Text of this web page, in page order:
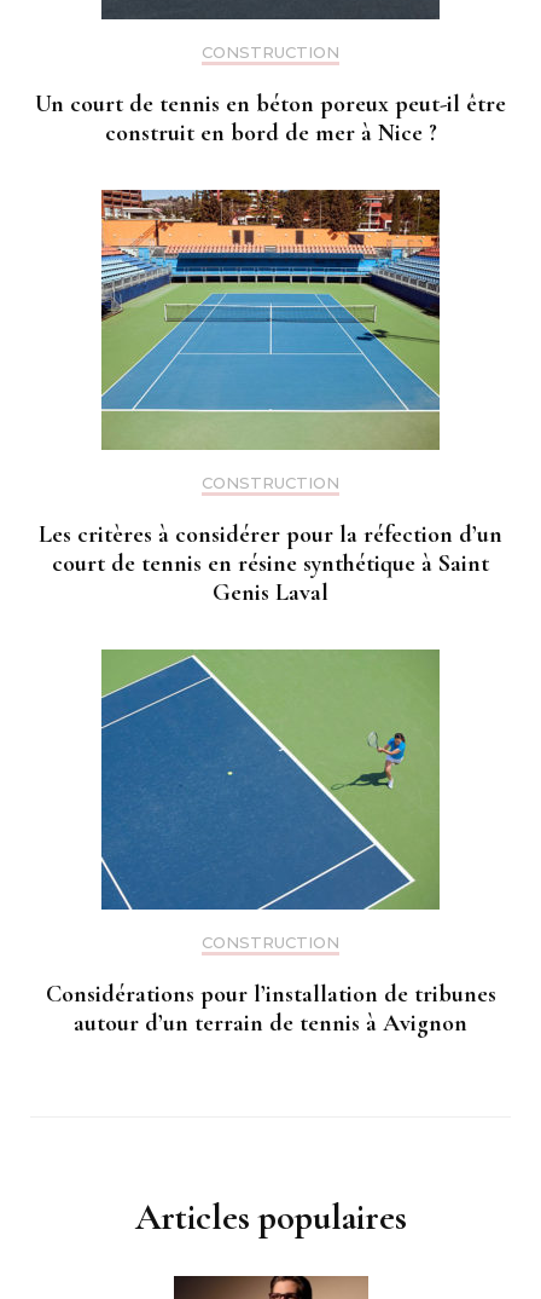
CONSTRUCTION
Un court de tennis en béton poreux peut-il être
construit en bord de mer à Nice ?
CONSTRUCTION
Les critères à considérer pour la réfection d’un
court de tennis en résine synthétique à Saint
Genis Laval
CONSTRUCTION
Considérations pour l’installation de tribunes
autour d’un terrain de tennis à Avignon
Articles populaires